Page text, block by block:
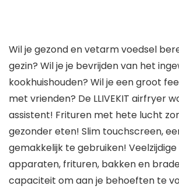
Wil je gezond en vetarm voedsel
gezin? Wil je je bevrijden van het
kookhuishouden? Wil je een groot
met vrienden? De LLIVEKIT airfryer
assistent! Frituren met hete lucht
gezonder eten! Slim touchscreen,
gemakkelijk te gebruiken! Veelzijdige
apparaten, frituren, bakken en
capaciteit om aan je behoeften te